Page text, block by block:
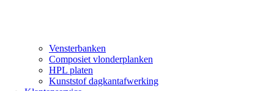
Vensterbanken
Composiet vlonderplanken
HPL platen
Kunststof dagkantafwerking